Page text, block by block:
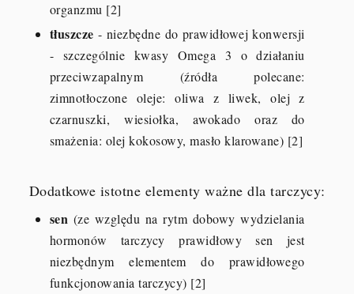
organzmu [2]
tłuszcze- niezbędne do prawidłowej konwersji
- szczególnie kwasy Omega 3 o działaniu
przeciwzapalnym (źródła polecane:
zimnotłoczone oleje: oliwa z liwek, olej z
czarnuszki, wiesiołka, awokado oraz do
smażenia: olej kokosowy, masło klarowane) [2]
Dodatkowe istotne elementy ważne dla tarczycy:
sen (ze względu na rytm dobowy wydzielania
hormonów tarczycy prawidłowy sen jest
niezbędnym elementem do prawidłowego
funkcjonowania tarczycy) [2]